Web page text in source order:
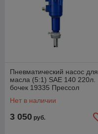
Пневматический насос для
масла (5:1) SAE 140 220л.
бочек 19335 Прессол
Нет в наличии
3 050 руб.